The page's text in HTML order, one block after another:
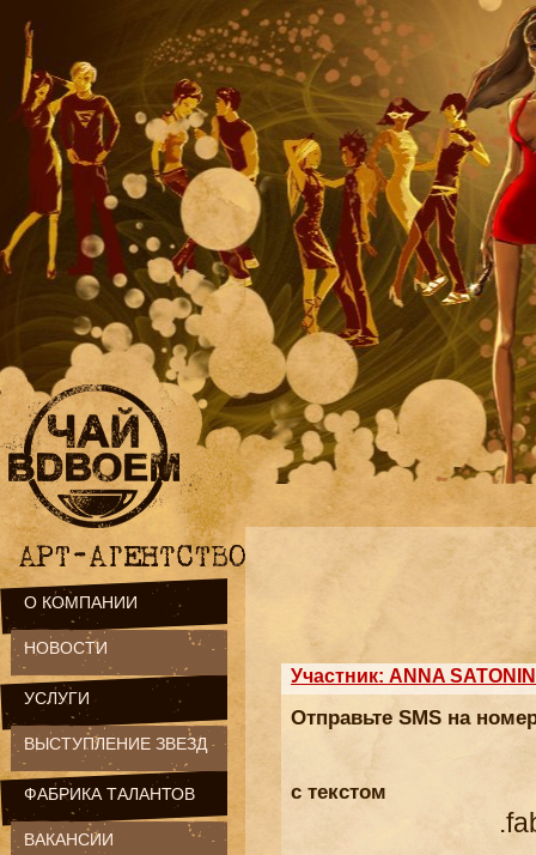
Участник: ANNA
Отправьте SMS на
с текстом
О КОМПАНИИ
НОВОСТИ
УСЛУГИ
ВЫСТУПЛЕНИЕ ЗВЕЗД
ФАБРИКА ТАЛАНТОВ
ВАКАНСИИ